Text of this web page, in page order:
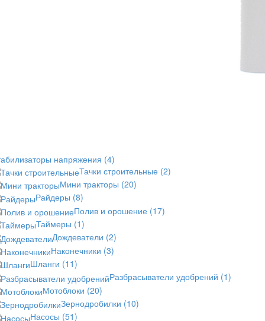
напряжения (4)
Тачки строительные (2)
Мини тракторы (20)
Райдеры (8)
Полив и орошение (17)
Таймеры (1)
Дождеватели (2)
Наконечники (3)
Шланги (11)
Разбрасыватели удобрений (1)
Мотоблоки (20)
Зернодробилки (10)
Насосы (51)